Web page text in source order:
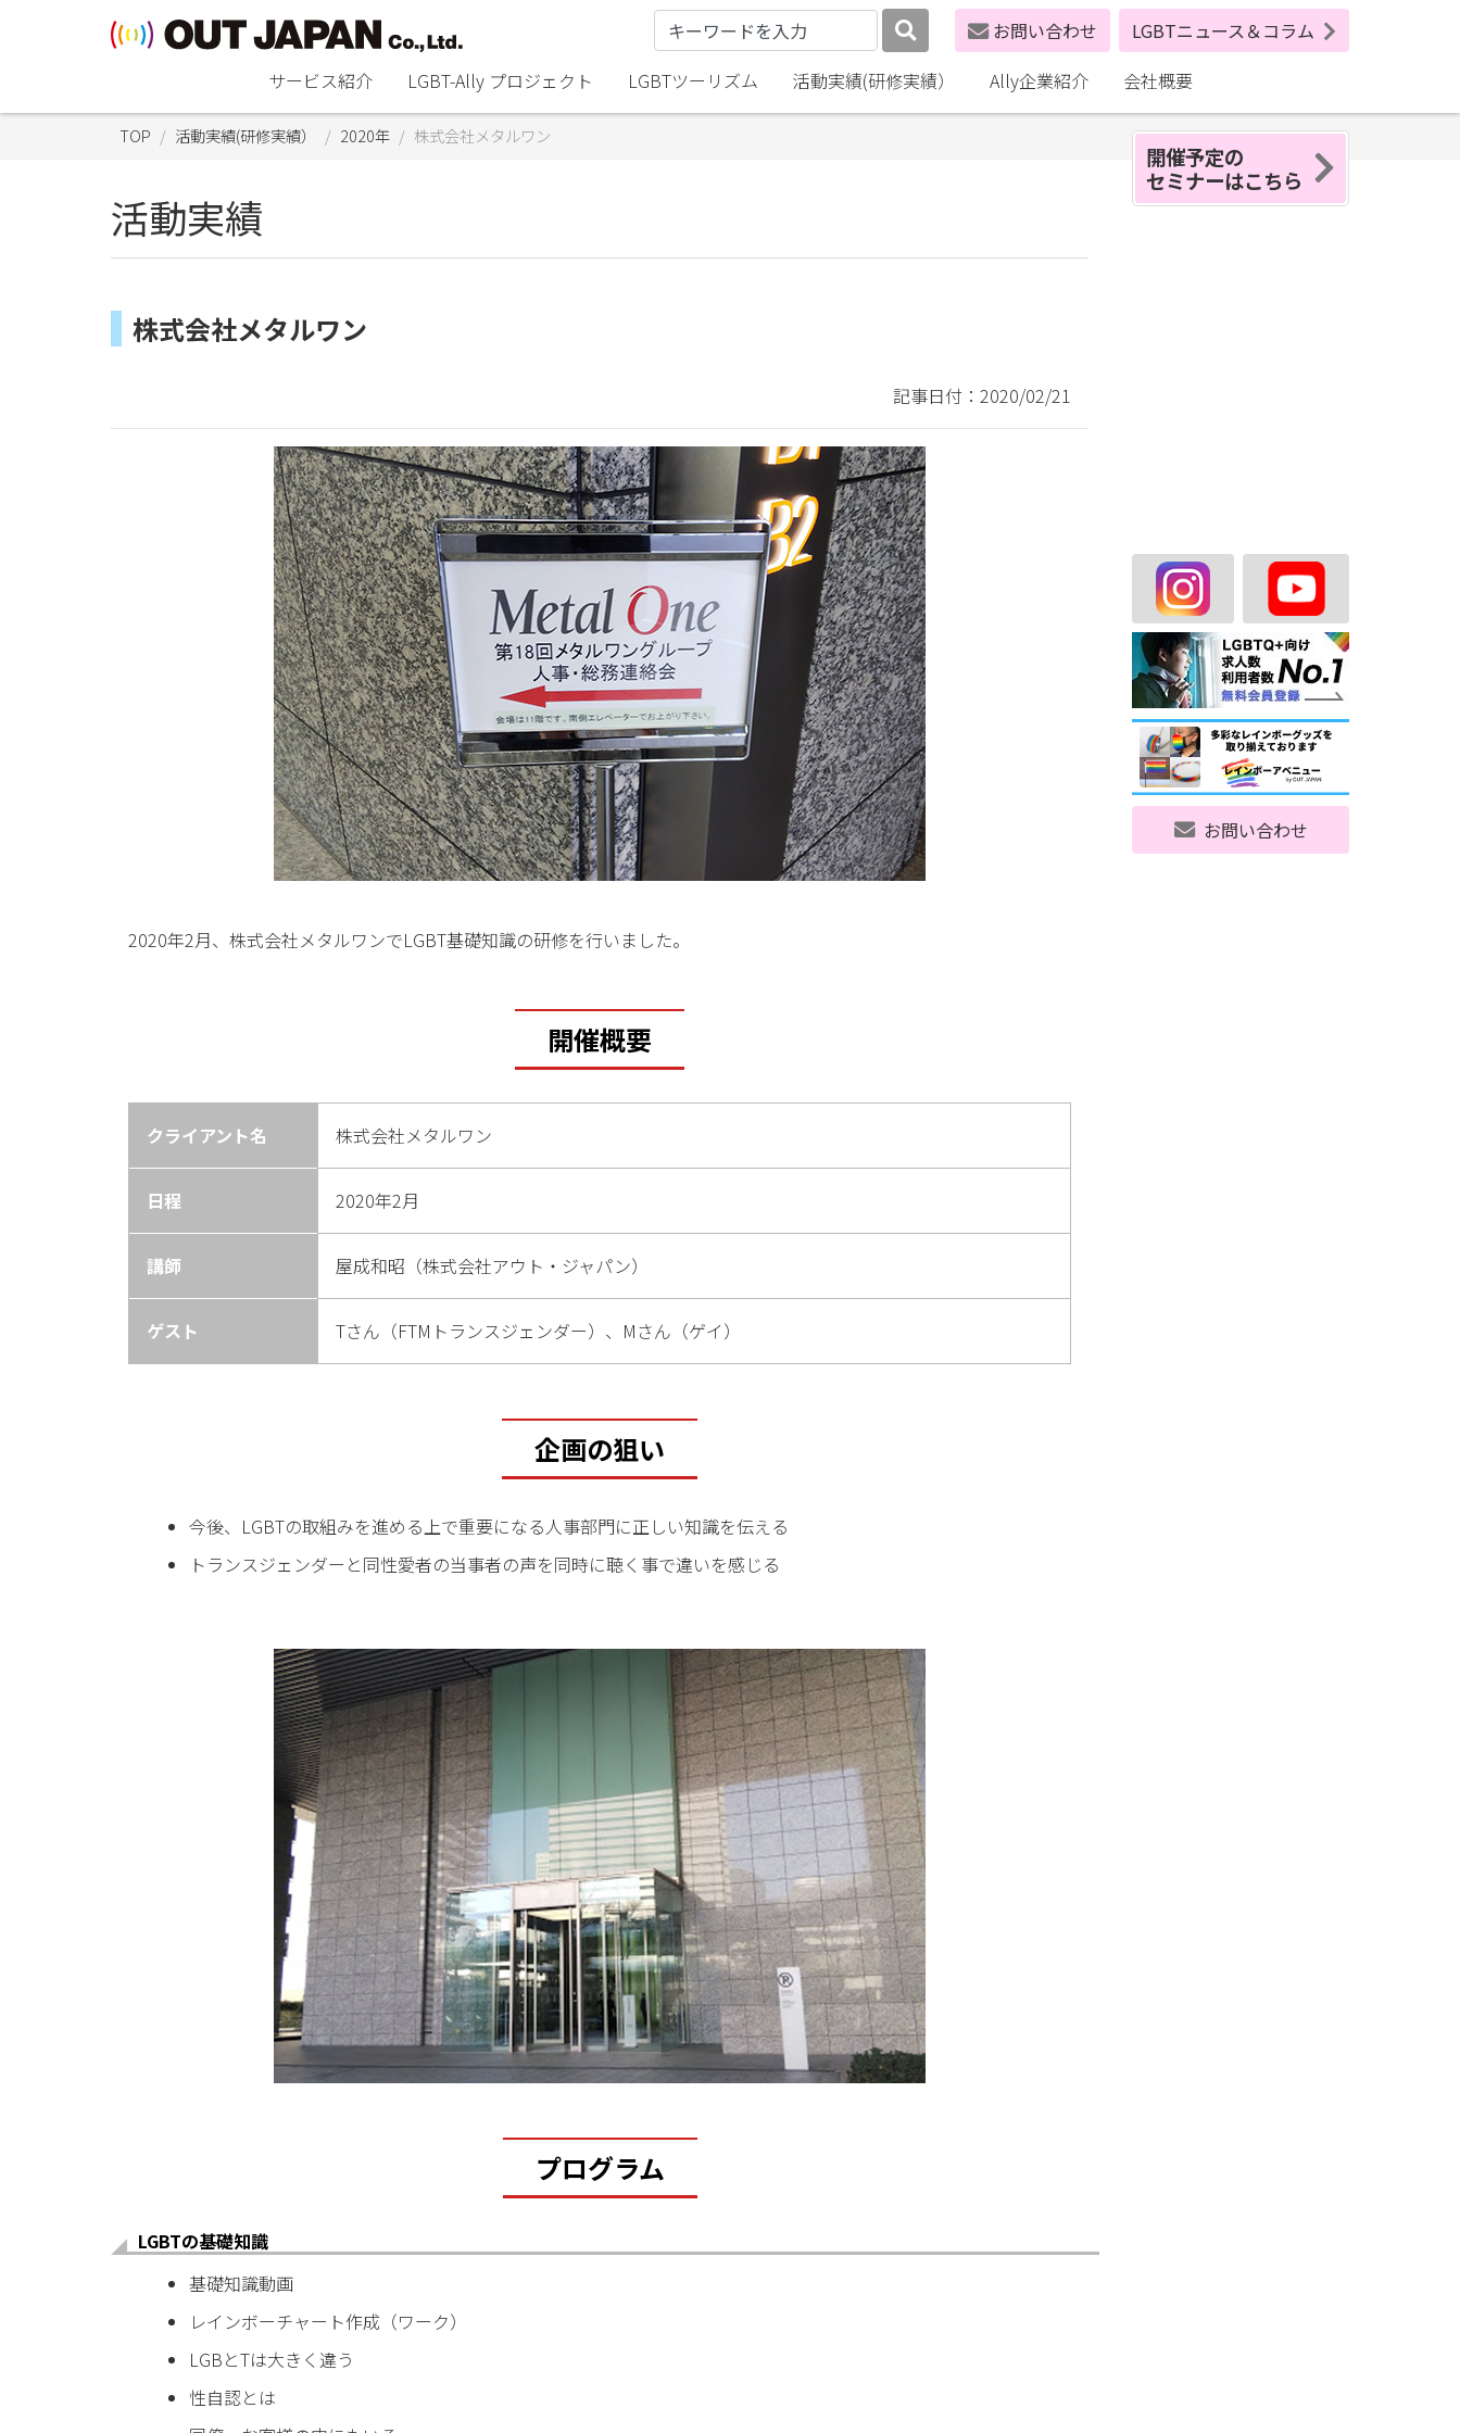
お問い合わせ
LGBTニュース＆コラム
サービス紹介
LGBT-Ally プロジェクト LGBTツーリズム 活動実績(研修実績） Ally企業紹介 会社概要
開催予定の
セミナーはこちら
お問い合わせ
TOP 活動実績(研修実績） 2020年 株式会社メタルワン
活動実績
株式会社メタルワン
記事日付：2020/02/21
2020年2月、株式会社メタルワンでLGBT基礎知識の研修を行いました。
開催概要
クライアント名 株式会社メタルワン
日程 2020年2月
講師 屋成和昭（株式会社アウト・ジャパン）
ゲスト Tさん（FTMトランスジェンダー）、Mさん（ゲイ）
企画の狙い
今後、LGBTの取組みを進める上で重要になる人事部門に正しい知識を伝える
トランスジェンダーと同性愛者の当事者の声を同時に聴く事で違いを感じる
プログラム
LGBTの基礎知識
基礎知識動画
レインボーチャート作成（ワーク）
LGBとTは大きく違う
性自認とは